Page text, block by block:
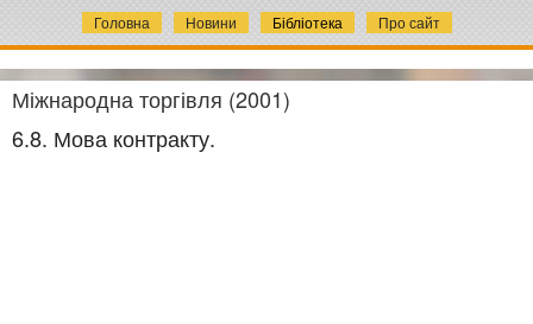
Головна Новини Бібліотека Про сайт
Міжнародна торгівля (2001)
6.8. Мова контракту.